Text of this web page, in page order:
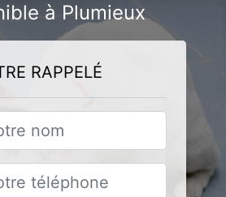
à Plumieux
RAPPELÉ